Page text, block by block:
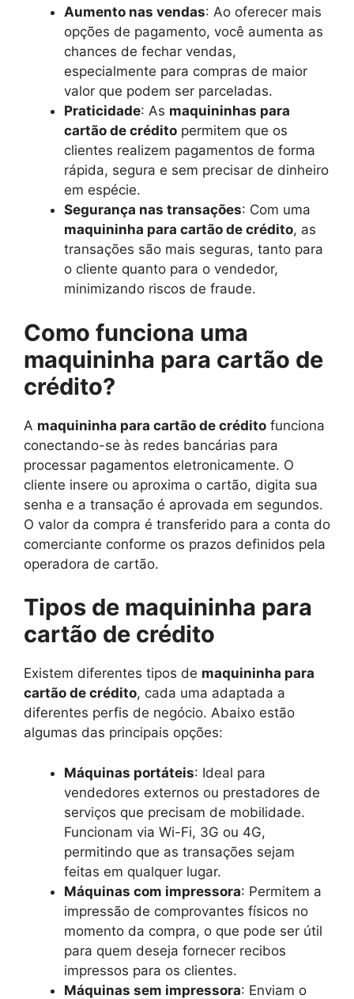
Aumento nas vendas: Ao oferecer mais
opções de pagamento, você aumenta as
chances de fechar vendas,
especialmente para compras de maior
valor que podem ser parceladas.
Praticidade: As maquininhas para
cartão de crédito permitem que os
clientes realizem pagamentos de forma
rápida, segura e sem precisar de dinheiro
em espécie.
Segurança nas transações: Com uma
maquininha para cartão de crédito, as
transações são mais seguras, tanto para
o cliente quanto para o vendedor,
minimizando riscos de fraude.
Como funciona uma
maquininha para cartão de
crédito?
A maquininha para cartão de crédito funciona
conectando-se às redes bancárias para
processar pagamentos eletronicamente. O
cliente insere ou aproxima o cartão, digita sua
senha e a transação é aprovada em segundos.
O valor da compra é transferido para a conta do
comerciante conforme os prazos definidos pela
operadora de cartão.
Tipos de maquininha para
cartão de crédito
Existem diferentes tipos de maquininha para
cartão de crédito, cada uma adaptada a
diferentes perfis de negócio. Abaixo estão
algumas das principais opções:
Máquinas portáteis: Ideal para
vendedores externos ou prestadores de
serviços que precisam de mobilidade.
Funcionam via Wi-Fi, 3G ou 4G,
permitindo que as transações sejam
feitas em qualquer lugar.
Máquinas com impressora: Permitem a
impressão de comprovantes físicos no
momento da compra, o que pode ser útil
para quem deseja fornecer recibos
impressos para os clientes.
Máquinas sem impressora: Enviam o